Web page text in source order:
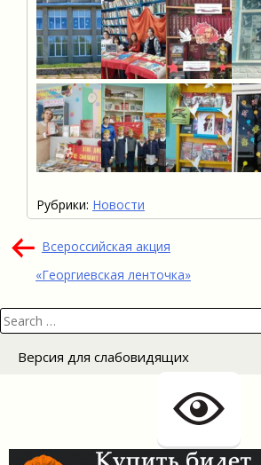
Рубрики: Новости
Навигация
по
Всероссийская акция
«Георгиевская ленточка»
Search
for:
Версия для слабовидящих